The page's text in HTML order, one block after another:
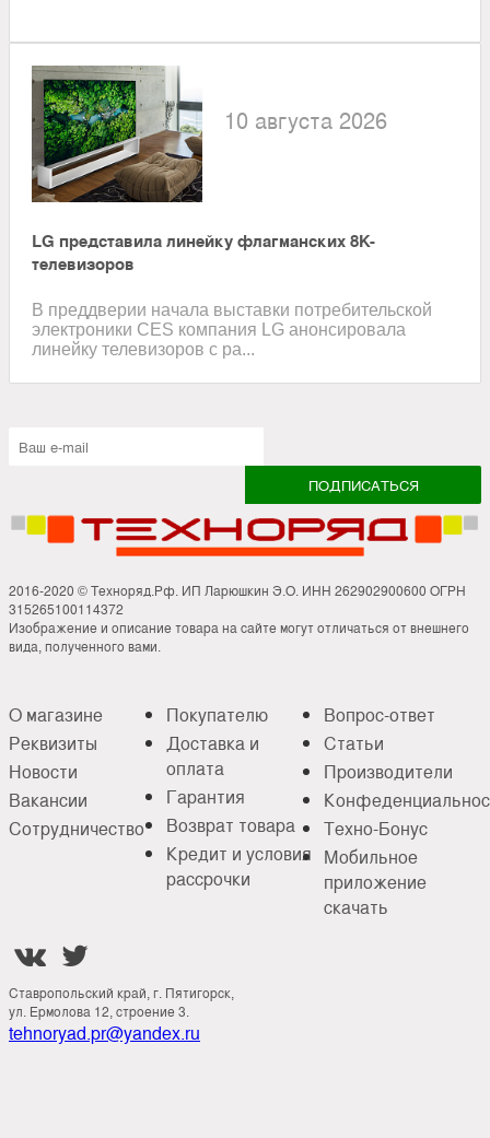
10 августа 2026
LG представила линейку флагманских 8K-
телевизоров
В преддверии начала выставки потребительской
электроники CES компания LG анонсировала
линейку телевизоров с ра...
2016-2020 © Техноряд.Рф. ИП Ларюшкин Э.О. ИНН 262902900600 ОГРН
315265100114372
Изображение и описание товара на сайте могут отличаться от внешнего
вида, полученного вами.
О магазине
Реквизиты
Новости
Вакансии
Сотрудничество
Покупателю
Доставка и
оплата
Гарантия
Возврат товара
Кредит и условия
рассрочки
Вопрос-ответ
Статьи
Производители
Техно-Бонус
Мобильное
приложение
скачать
 
Ставропольский край, г. Пятигорск,
ул. Ермолова 12, строение 3.
tehnoryad.pr@yandex.ru